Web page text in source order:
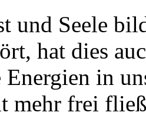
und Seele
hat dies
in
mehr frei